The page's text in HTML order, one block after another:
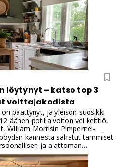
löytynyt – katso top 3
voittajakodista
päättynyt, ja yleisön suosikki
äänen potilla voiton vei keittiö,
William Morrisin Pimpernel-
kannesta sahatut tammiset
ja ajattoman
kolmannelle sijalle nousivat
tilan monikäyttöisyys.